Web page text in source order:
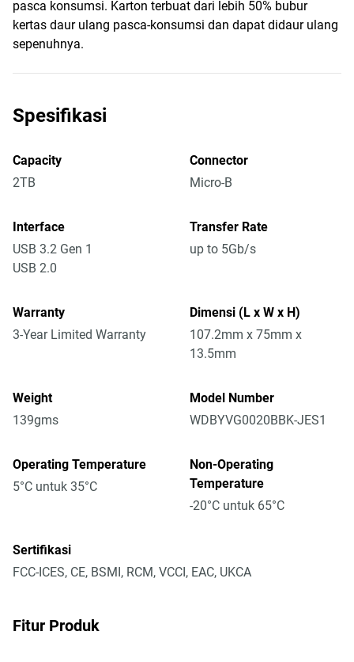
pasca konsumsi. Karton terbuat dari lebih 50% bubur
kertas daur ulang pasca-konsumsi dan dapat didaur ulang
sepenuhnya.
Spesifikasi
Capacity
2TB
Connector
Micro-B
Interface
USB 3.2 Gen 1
USB 2.0
Transfer Rate
up to 5Gb/s
Warranty
3-Year Limited Warranty
Dimensi (L x W x H)
107.2mm x 75mm x
13.5mm
Weight
139gms
Model Number
WDBYVG0020BBK-JES1
Operating Temperature
5°C untuk 35°C
Non-Operating
Temperature
-20°C untuk 65°C
Sertifikasi
FCC-ICES, CE, BSMI, RCM, VCCI, EAC, UKCA
Fitur Produk